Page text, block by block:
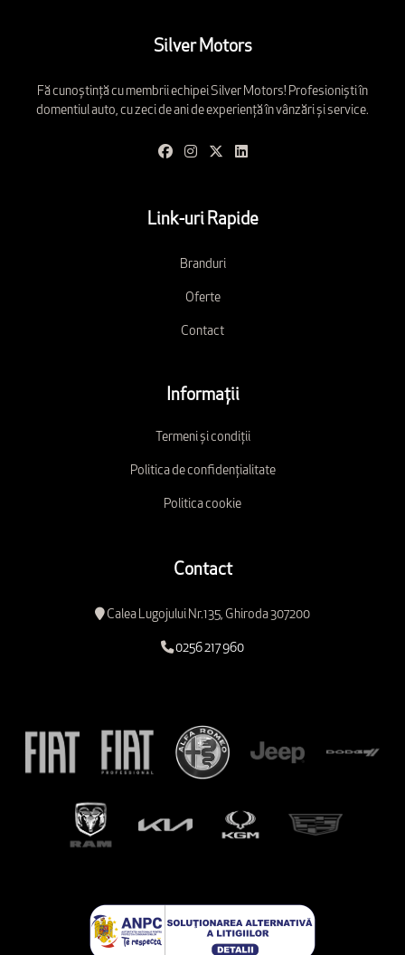
Silver Motors
Fă cunoștință cu membrii echipei Silver Motors! Profesioniști în
domentiul auto, cu zeci de ani de experiență în vânzări și service.
Link-uri Rapide
Branduri
Oferte
Contact
Informații
Termeni și condiții
Politica de confidențialitate
Politica cookie
Contact
Calea Lugojului Nr.135, Ghiroda 307200
0256 217 960